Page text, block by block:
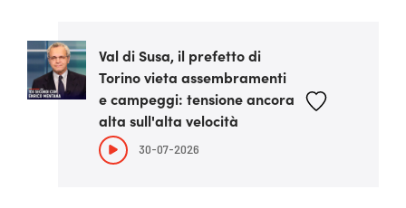
Val di Susa, il prefetto di
Torino vieta assembramenti
e campeggi: tensione ancora
alta sull'alta velocità
30-07-2026